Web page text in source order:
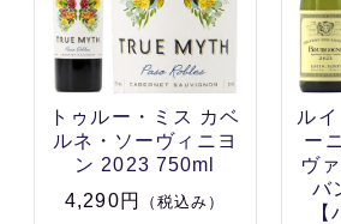
トゥルー・ミス カベ
ルネ・ソーヴィニヨ
ン 2023 750ml
4,290円
（税込み）
ル
ー
ヴ
バ